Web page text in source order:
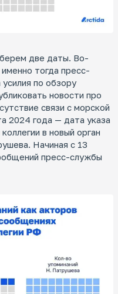
две даты. Во-
тогда пресс-
по обзору
новости про
связи с морской
2024 года — дата указа
в новый орган
Начиная с 13
пресс-службы